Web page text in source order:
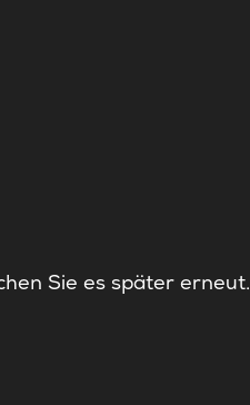
Sie es später erneut.